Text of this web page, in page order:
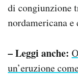
di congiunzione
nordamericana
– Leggi anche:
un’eruzione